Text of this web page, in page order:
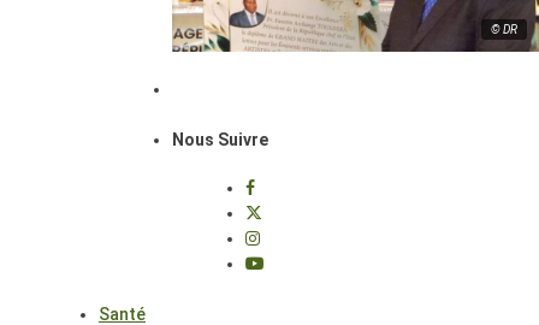
© DR
Nous Suivre
Santé